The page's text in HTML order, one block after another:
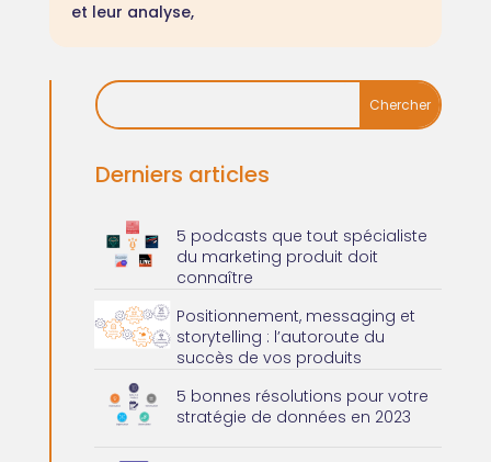
et leur analyse,
Derniers articles
5 podcasts que tout spécialiste
du marketing produit doit
connaître
Positionnement, messaging et
storytelling : l’autoroute du
succès de vos produits
5 bonnes résolutions pour votre
stratégie de données en 2023